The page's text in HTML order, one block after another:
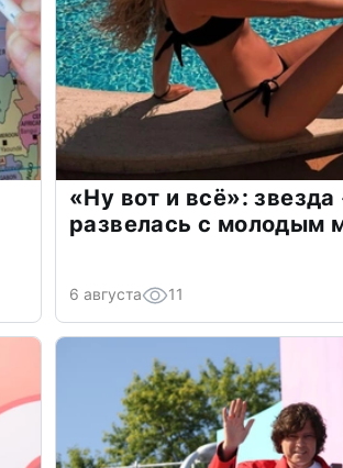
«Ну вот и всё»:
развелась с молодым
6 августа 11